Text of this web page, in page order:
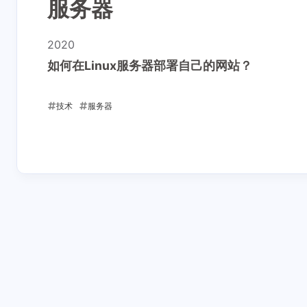
服务器
2020
如何在Linux服务器部署自己的网站？
技术 服务器